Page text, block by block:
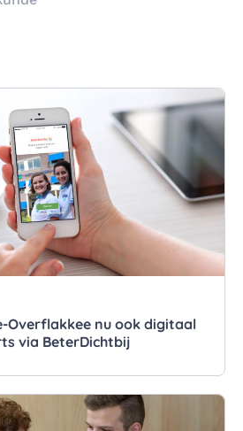
Overflakkee nu ook digitaal
via BeterDichtbij